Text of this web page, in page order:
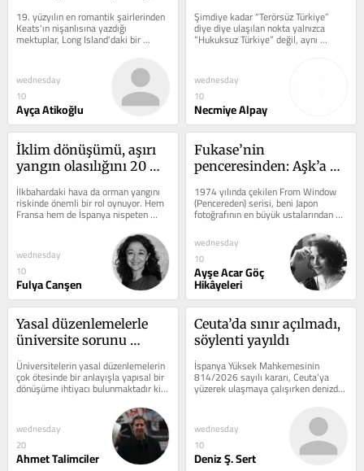
19. yüzyılın en romantik şairlerinden
Keats'ın nişanlısına yazdığı
mektuplar, Long Island'daki bir
malikaneden çalındıktan sonra
wednesday
10
Ayça Atikoğlu
Şimdiye kadar “Terörsüz Türkiye”
diye diye ulaşılan nokta yalnızca
“Hukuksuz Türkiye” değil, aynı
zamanda “Etiksiz Türkiye”...
wednesday
10
Necmiye Alpay
İklim dönüşümü, aşırı
yangın olasılığını 20
İlkbahardaki hava da orman yangını
riskinde önemli bir rol oynuyor. Hem
Fransa hem de İspanya nispeten
yağışlı bir ilkbahar geçirdi,...
wednesday
10
Fulya Canşen
Fukase’nin
penceresinden: Aşk’a
düşüş...
1974 yılında çekilen From Window
(Pencereden) serisi, beni Japon
fotoğrafının en büyük ustalarından
Masahisa Fukase ile eşi Yoko
Wanibe'nin...
wednesday
10
Ayşe Acar Göç
Hikâyeleri
Yasal düzenlemelerle
üniversite sorunu
çözülür mü?
Üniversitelerin yasal düzenlemelerin
çok ötesinde bir anlayışla yapısal bir
dönüşüme ihtiyacı bulunmaktadır ki
bu noktada olayın idari,...
wednesday
20
Ahmet Talimciler
Ceuta’da sınır açılmadı,
söylenti yayıldı
İspanya Yüksek Mahkemesinin
814/2026 sayılı kararı, Ceuta’ya
yüzerek ulaşmaya çalışırken denizde
yakalanan Cezayirli bir kişinin hiçbir...
wednesday
10
Deniz Ş. Sert